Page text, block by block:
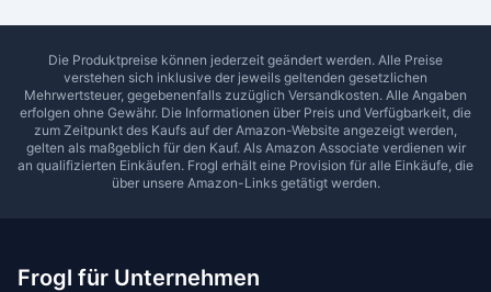
Die Produktpreise können jederzeit geändert werden. Alle Preise
verstehen sich inklusive der jeweils geltenden gesetzlichen
Mehrwertsteuer, gegebenenfalls zuzüglich Versandkosten. Alle Angaben
erfolgen ohne Gewähr. Die Informationen über Preis und Verfügbarkeit, die
zum Zeitpunkt des Kaufs auf der Amazon-Website angezeigt werden,
gelten als maßgeblich für den Kauf. Als Amazon Associate verdienen wir
an qualifizierten Einkäufen. Frogl erhält eine Provision für alle Einkäufe, die
über unsere Amazon-Links getätigt werden.
Frogl für Unternehmen